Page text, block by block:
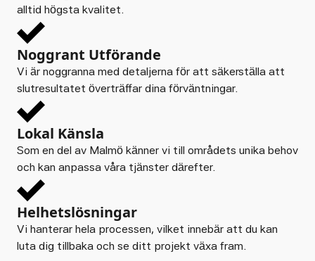
alltid högsta kvalitet.
Noggrant Utförande
Vi är noggranna med detaljerna för att säkerställa att
slutresultatet överträffar dina förväntningar.
Lokal Känsla
Som en del av Malmö känner vi till områdets unika behov
och kan anpassa våra tjänster därefter.
Helhetslösningar
Vi hanterar hela processen, vilket innebär att du kan
luta dig tillbaka och se ditt projekt växa fram.